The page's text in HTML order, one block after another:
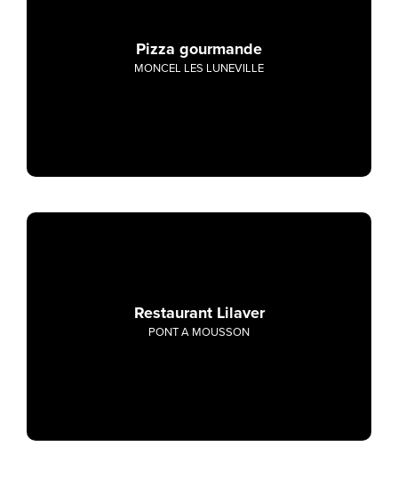
Pizza gourmande
MONCEL LES LUNEVILLE
Restaurant Lilaver
PONT A MOUSSON